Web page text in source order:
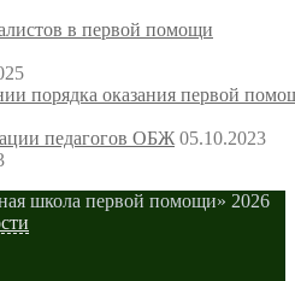
в первой помощи
порядка оказания первой
педагогов ОБЖ 05.10.2023
школа первой помощи» 2026